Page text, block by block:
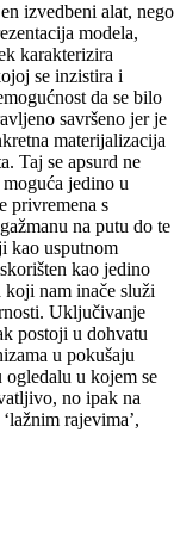
izvedbeni alat, nego
modela,
karakterizira
se inzistira i
da se bilo
savršeno jer je
materijalizacija
Taj se apsurd ne
jedino u
privremena s
na putu do te
kao usputnom
kao jedino
nam inače služi
Uključivanje
postoji u dohvatu
u pokušaju
ogledalu u kojem se
no ipak na
rajevima’,